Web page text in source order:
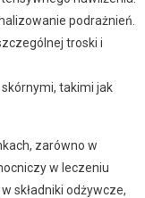
podrażnień.
troski i
takimi jak
zarówno w
w leczeniu
składniki odżywcze,